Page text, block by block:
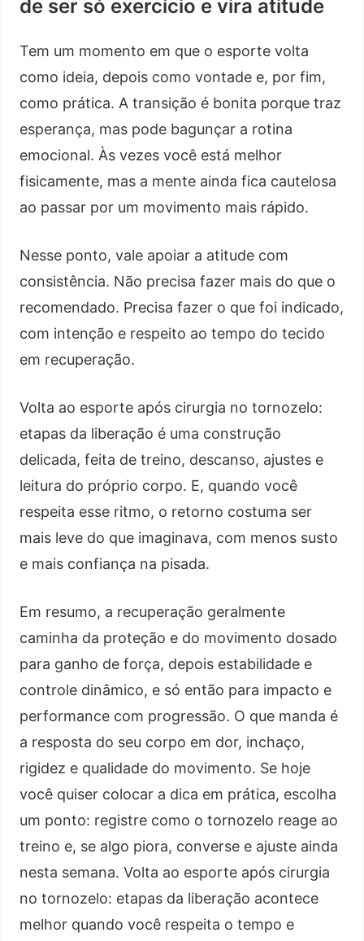
de ser só exercício e vira atitude
Tem um momento em que o esporte volta
como ideia, depois como vontade e, por fim,
como prática. A transição é bonita porque traz
esperança, mas pode bagunçar a rotina
emocional. Às vezes você está melhor
fisicamente, mas a mente ainda fica cautelosa
ao passar por um movimento mais rápido.
Nesse ponto, vale apoiar a atitude com
consistência. Não precisa fazer mais do que o
recomendado. Precisa fazer o que foi indicado,
com intenção e respeito ao tempo do tecido
em recuperação.
Volta ao esporte após cirurgia no tornozelo:
etapas da liberação é uma construção
delicada, feita de treino, descanso, ajustes e
leitura do próprio corpo. E, quando você
respeita esse ritmo, o retorno costuma ser
mais leve do que imaginava, com menos susto
e mais confiança na pisada.
Em resumo, a recuperação geralmente
caminha da proteção e do movimento dosado
para ganho de força, depois estabilidade e
controle dinâmico, e só então para impacto e
performance com progressão. O que manda é
a resposta do seu corpo em dor, inchaço,
rigidez e qualidade do movimento. Se hoje
você quiser colocar a dica em prática, escolha
um ponto: registre como o tornozelo reage ao
treino e, se algo piora, converse e ajuste ainda
nesta semana. Volta ao esporte após cirurgia
no tornozelo: etapas da liberação acontece
melhor quando você respeita o tempo e